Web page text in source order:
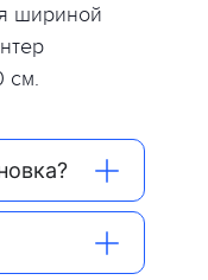
шириной
см.